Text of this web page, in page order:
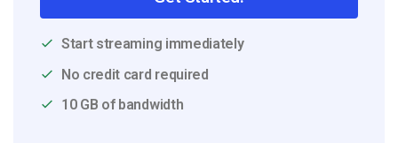
Start streaming immediately
No credit card required
10 GB of bandwidth